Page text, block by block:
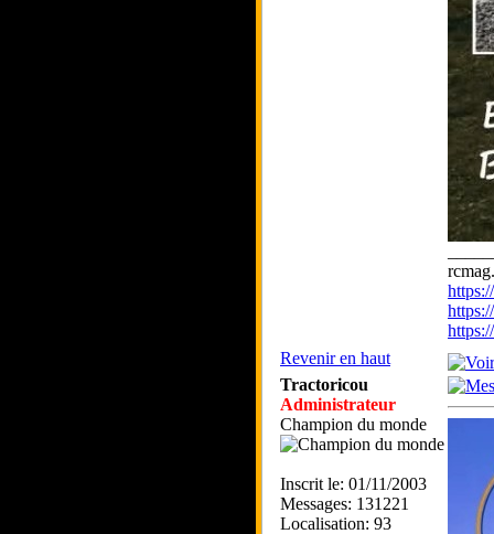
Revenir en haut
Tractoricou
Administrateur
Champion du monde
Inscrit le: 01/11/2003
Messages: 131221
Localisation: 93